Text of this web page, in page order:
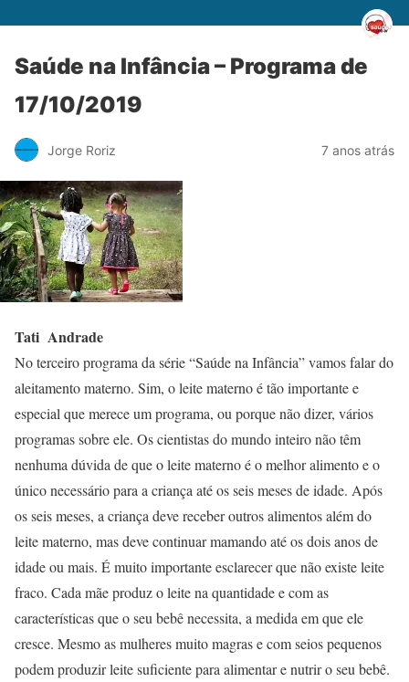
Saúde na Infância – Programa de
17/10/2019
Jorge Roriz 7 anos atrás
Tati Andrade
No terceiro programa da série “Saúde na Infância” vamos falar do
aleitamento materno. Sim, o leite materno é tão importante e
especial que merece um programa, ou porque não dizer, vários
programas sobre ele. Os cientistas do mundo inteiro não têm
nenhuma dúvida de que o leite materno é o melhor alimento e o
único necessário para a criança até os seis meses de idade. Após
os seis meses, a criança deve receber outros alimentos além do
leite materno, mas deve continuar mamando até os dois anos de
idade ou mais. É muito importante esclarecer que não existe leite
fraco. Cada mãe produz o leite na quantidade e com as
características que o seu bebê necessita, a medida em que ele
cresce. Mesmo as mulheres muito magras e com seios pequenos
podem produzir leite suficiente para alimentar e nutrir o seu bebê.